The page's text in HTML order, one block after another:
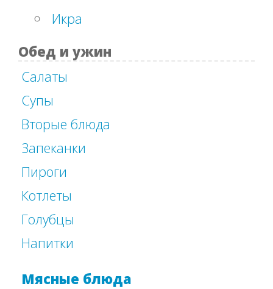
Икра
Обед и ужин
Салаты
Супы
Вторые блюда
Запеканки
Пироги
Котлеты
Голубцы
Напитки
Мясные блюда